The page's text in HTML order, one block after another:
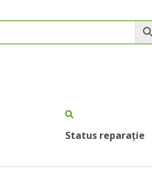
Status reparație